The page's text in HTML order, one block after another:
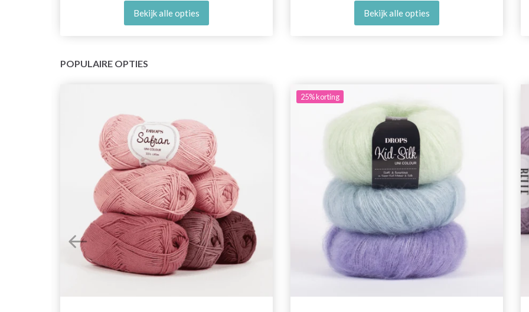
Bekijk alle opties Bekijk alle opties
POPULAIRE OPTIES
25%korting